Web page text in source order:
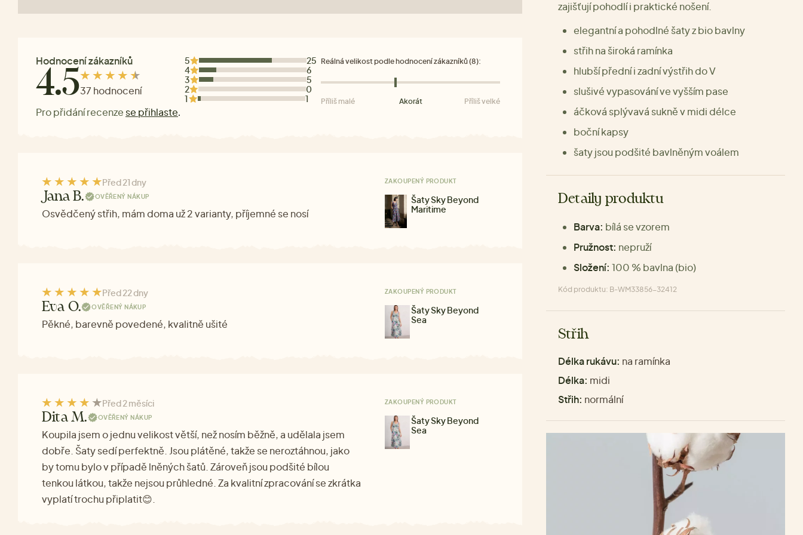
Hodnocení zákazníků
4.537 hodnocení
Pro přidání recenze se přihlaste.
5
25
4
6
3
5
2
0
1
1
Reálná velikost podle hodnocení zákazníků (8):
Příliš malé Akorát Příliš velké
Před 21 dny
Jana B. OVĚŘENÝ NÁKUP
Osvědčený střih, mám doma už 2 varianty, příjemné se nosí
ZAKOUPENÝ PRODUKT
Šaty Sky Beyond
Maritime
Před 22 dny
Eva O. OVĚŘENÝ NÁKUP
Pěkné, barevně povedené, kvalitně ušité
ZAKOUPENÝ PRODUKT
Šaty Sky Beyond
Sea
Před 2 měsíci
Dita M. OVĚŘENÝ NÁKUP
Koupila jsem o jednu velikost větší, než nosím běžně, a udělala jsem
dobře. Šaty sedí perfektně. Jsou plátěné, takže se neroztáhnou, jako
by tomu bylo v případě lněných šatů. Zároveň jsou podšité bílou
tenkou látkou, takže nejsou průhledné. Za kvalitní zpracování se zkrátka
vyplatí trochu připlatit😊.
ZAKOUPENÝ PRODUKT
Šaty Sky Beyond
Sea
zajišťují pohodlí i praktické nošení.
elegantní a pohodlné šaty z bio bavlny
střih na široká ramínka
hlubší přední i zadní výstřih do V
slušivé vypasování ve vyšším pase
áčková splývavá sukně v midi délce
boční kapsy
šaty jsou podšité bavlněným voálem
Detaily produktu
Barva: bílá se vzorem
Pružnost: nepruží
Složení: 100 % bavlna (bio)
Kód produktu: B-WM33856-32412
Střih
Délka rukávu: na ramínka
Délka: midi
Střih: normální